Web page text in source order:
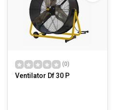
(0)
Ventilator Df 30 P